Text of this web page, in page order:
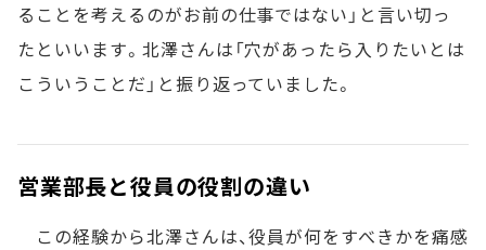
ることを考えるのがお前の仕事ではない」と言い切っ
たといいます。北澤さんは「穴があったら入りたいとは
こういうことだ」と振り返っていました。
営業部長と役員の役割の違い
この経験から北澤さんは、役員が何をすべきかを痛感